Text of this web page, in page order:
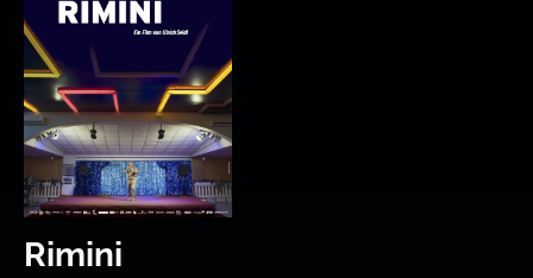
Rimini